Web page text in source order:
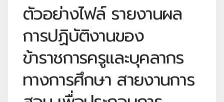
ตัวอย่างไฟล์ รายงานผล
การปฏิบัติงานของ
ข้าราชการครูและบุคลากร
ทางการศึกษา สายงานการ